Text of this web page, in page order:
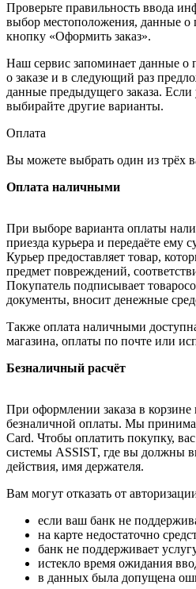
Проверьте правильность ввода
выбор местоположения, данные о
кнопку «Оформить заказ».
Наш сервис запоминает данные о
о заказе и в следующий раз
данные предыдущего заказа. Если
выбирайте другие варианты.
Оплата
Вы можете выбрать один из трёх
Оплата наличными
При выборе варианта оплаты
приезда курьера и передаёте ему
Курьер предоставляет товар,
предмет повреждений,
Покупатель подписывает
документы, вносит денежные
Также оплата наличными
магазина, оплаты по почте или
Безналичный расчёт
При оформлении заказа в
безналичной оплаты. Мы
Card. Чтобы оплатить покупку,
системы ASSIST, где вы должны
действия, имя держателя.
Вам могут отказать от
если ваш банк не
на карте недостаточно
банк не поддерживает
истекло время ожидания
в данных была допущена